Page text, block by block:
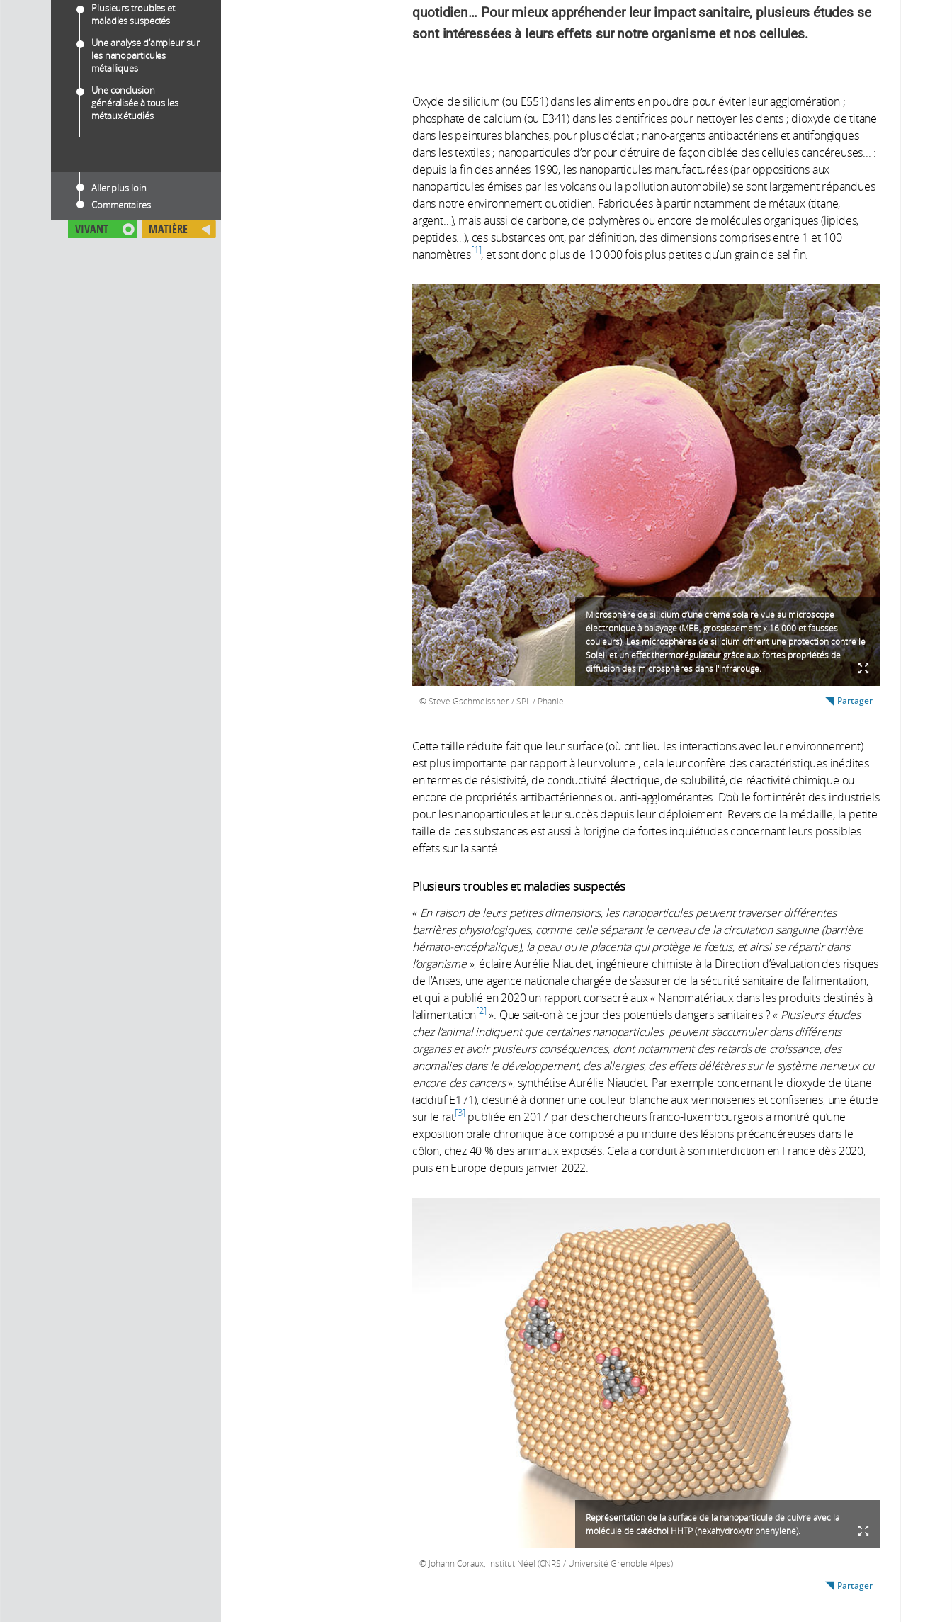
Plusieurs troubles et
maladies suspectés
Une analyse d'ampleur sur
les nanoparticules
métalliques
Une conclusion
généralisée à tous les
métaux étudiés
Aller plus loin
Commentaires
VIVANT MATIÈRE
quotidien… Pour mieux appréhender leur impact sanitaire, plusieurs études se
sont intéressées à leurs effets sur notre organisme et nos cellules.
Oxyde de silicium (ou E551) dans les aliments en poudre pour éviter leur agglomération ;
phosphate de calcium (ou E341) dans les dentifrices pour nettoyer les dents ; dioxyde de titane
dans les peintures blanches, pour plus d’éclat ; nano-argents antibactériens et antifongiques
dans les textiles ; nanoparticules d’or pour détruire de façon ciblée des cellules cancéreuses... :
depuis la fin des années 1990, les nanoparticules manufacturées (par oppositions aux
nanoparticules émises par les volcans ou la pollution automobile) se sont largement répandues
dans notre environnement quotidien. Fabriquées à partir notamment de métaux (titane,
argent…), mais aussi de carbone, de polymères ou encore de molécules organiques (lipides,
peptides…), ces substances ont, par définition, des dimensions comprises entre 1 et 100
nanomètres 1 , et sont donc plus de 10 000 fois plus petites qu’un grain de sel fin.
Microsphère de silicium d’une crème solaire vue au microscope
électronique à balayage (MEB, grossissement x 16 000 et fausses
couleurs). Les microsphères de silicium offrent une protection contre le
Soleil et un effet thermorégulateur grâce aux fortes propriétés de
diffusion des microsphères dans l'infrarouge.
Steve Gschmeissner / SPL / Phanie Partager
Cette taille réduite fait que leur surface (où ont lieu les interactions avec leur environnement)
est plus importante par rapport à leur volume ; cela leur confère des caractéristiques inédites
en termes de résistivité, de conductivité électrique, de solubilité, de réactivité chimique ou
encore de propriétés antibactériennes ou anti-agglomérantes. D’où le fort intérêt des industriels
pour les nanoparticules et leur succès depuis leur déploiement. Revers de la médaille, la petite
taille de ces substances est aussi à l’origine de fortes inquiétudes concernant leurs possibles
effets sur la santé.
Plusieurs troubles et maladies suspectés
« En raison de leurs petites dimensions, les nanoparticules peuvent traverser différentes
barrières physiologiques, comme celle séparant le cerveau de la circulation sanguine (barrière
hémato-encéphalique), la peau ou le placenta qui protège le fœtus, et ainsi se répartir dans
l’organisme», éclaire Aurélie Niaudet, ingénieure chimiste à la Direction d’évaluation des risques
de l’Anses, une agence nationale chargée de s’assurer de la sécurité sanitaire de l’alimentation,
et qui a publié en 2020 un rapport consacré aux « Nanomatériaux dans les produits destinés à
l’alimentation 2 ». Que sait-on à ce jour des potentiels dangers sanitaires ? « Plusieurs études
chez l’animal indiquent que certaines nanoparticules peuvent s’accumuler dans différents
organes et avoir plusieurs conséquences, dont notamment des retards de croissance, des
anomalies dans le développement, des allergies, des effets délétères sur le système nerveux ou
encore des cancers», synthétise Aurélie Niaudet. Par exemple concernant le dioxyde de titane
(additif E171), destiné à donner une couleur blanche aux viennoiseries et confiseries, une étude
sur le rat 3 publiée en 2017 par des chercheurs franco-luxembourgeois a montré qu’une
exposition orale chronique à ce composé a pu induire des lésions précancéreuses dans le
côlon, chez 40 % des animaux exposés. Cela a conduit à son interdiction en France dès 2020,
puis en Europe depuis janvier 2022.
Représentation de la surface de la nanoparticule de cuivre avec la
molécule de catéchol HHTP (hexahydroxytriphenylene).
Johann Coraux, Institut Néel (CNRS / Université Grenoble Alpes).
Partager